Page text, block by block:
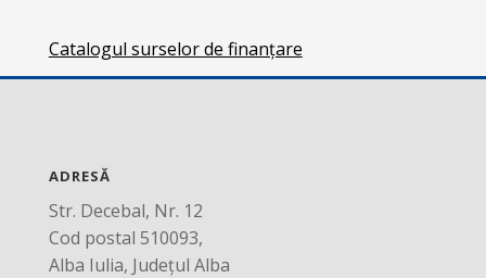
Catalogul surselor de finanțare
ADRESĂ
Str. Decebal, Nr. 12
Cod postal 510093,
Alba Iulia, Județul Alba